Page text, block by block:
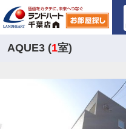
AQUE3 (1室)